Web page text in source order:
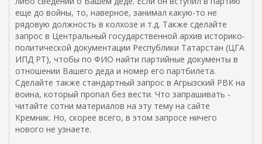
т
п
р
а
в
к
и
e
m
a
ы
л
к
а
)
еще до войны, то, наверное, занимал какую-то не
рядовую должность в колхозе и т.д. Также сделайте
запрос в Центральный государственной архив историко-
политической документации Республики Татарстан (ЦГА
ИПД РТ), чтобы по ФИО найти партийные документы в
отношении Вашего деда и номер его партбилета.
Сделайте также стандартный запрос в Агрызский РВК на
воина, который пропал без вести. Что запрашивать -
читайте сотни материалов на эту тему на сайте
Кремник. Но, скорее всего, в этом запросе ничего
нового не узнаете.